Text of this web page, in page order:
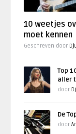
10 weetjes
moet kennen
Geschreven door
Top
aller
door
De
door